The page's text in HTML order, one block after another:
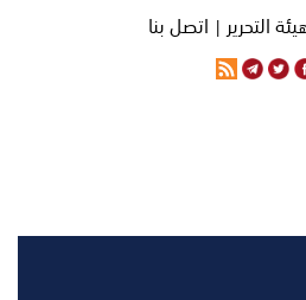
التحرير | اتصل بنا